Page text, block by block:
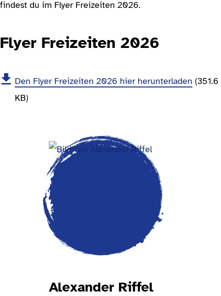
findest du im Flyer Freizeiten 2026.
Flyer Freizeiten 2026
Den Flyer Freizeiten 2026 hier herunterladen (351.6
KB)
Alexander Riffel